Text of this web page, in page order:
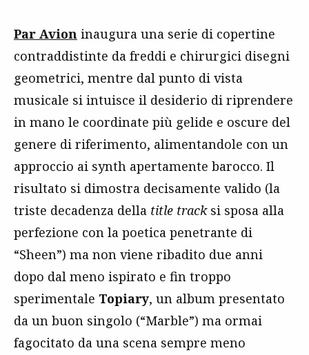
Par Avion inaugura una serie di copertine
contraddistinte da freddi e chirurgici disegni
geometrici, mentre dal punto di vista
musicale si intuisce il desiderio di riprendere
in mano le coordinate più gelide e oscure del
genere di riferimento, alimentandole con un
approccio ai synth apertamente barocco. Il
risultato si dimostra decisamente valido (la
triste decadenza della title tracksi sposa alla
perfezione con la poetica penetrante di
“Sheen”) ma non viene ribadito due anni
dopo dal meno ispirato e fin troppo
sperimentale Topiary, un album presentato
da un buon singolo (“Marble”) ma ormai
fagocitato da una scena sempre meno